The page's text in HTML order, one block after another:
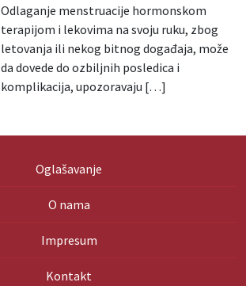
Odlaganje menstruacije hormonskom
terapijom i lekovima na svoju ruku, zbog
letovanja ili nekog bitnog događaja, može
da dovede do ozbiljnih posledica i
komplikacija, upozoravaju […]
Oglašavanje
O nama
Impresum
Kontakt